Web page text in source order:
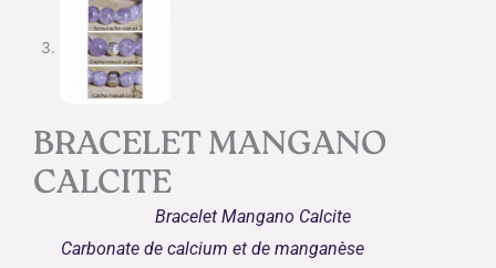
BRACELET MANGANO
CALCITE
Bracelet Mangano Calcite
Carbonate de calcium et de manganèse